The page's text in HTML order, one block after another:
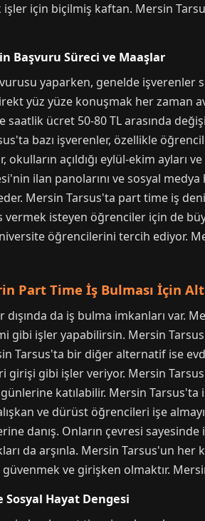
için biçilmiş kaftan. Mersin
Başvuru Süreci ve Maaşlar
yaparken, genelde işverenler
yüz yüze konuşmak her zaman
saatlik ücret 50-80 TL arasında
bazı işverenler, özellikle
açıldığı eylül-ekim ayları
ilan panolarını ve sosyal
Mersin Tarsus'ta part time iş
isteyen öğrenciler için de
öğrencilerini tercih ediyor.
Part Time İş Bulması İçin
da iş bulma imkanları var.
gibi işler yapabilirsin. Mersin
Tarsus'ta bir diğer alternatif ise
gibi işler veriyor. Mersin
katılabilir. Mersin
ve dürüst öğrencileri işe
danış. Onların çevresi
da arşınla. Mersin Tarsus'un
ve girişken olmaktır.
Sosyal Hayat Dengesi